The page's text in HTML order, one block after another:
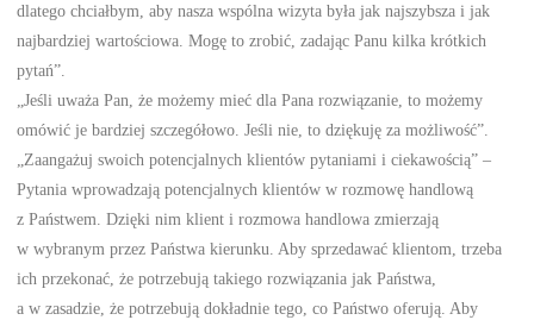
dlatego chciałbym, aby nasza wspólna wizyta była jak najszybsza i jak
najbardziej wartościowa. Mogę to zrobić, zadając Panu kilka krótkich
pytań”.
„Jeśli uważa Pan, że możemy mieć dla Pana rozwiązanie, to możemy
omówić je bardziej szczegółowo. Jeśli nie, to dziękuję za możliwość”.
„Zaangażuj swoich potencjalnych klientów pytaniami i ciekawością” –
Pytania wprowadzają potencjalnych klientów w rozmowę handlową
z Państwem. Dzięki nim klient i rozmowa handlowa zmierzają
w wybranym przez Państwa kierunku. Aby sprzedawać klientom, trzeba
ich przekonać, że potrzebują takiego rozwiązania jak Państwa,
a w zasadzie, że potrzebują dokładnie tego, co Państwo oferują. Aby